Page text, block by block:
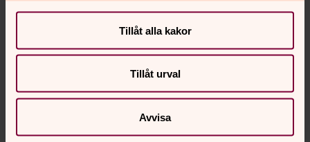
Tillåt alla kakor
Tillåt urval
Avvisa
Johan Kalin
Direkt:047621019
E-post:johan.kalin@svenskakyrkan.se